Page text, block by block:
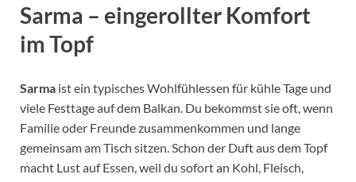
Sarma – eingerollter Komfort
im Topf
Sarma ist ein typisches Wohlfühlessen für kühle Tage und
viele Festtage auf dem Balkan. Du bekommst sie oft, wenn
Familie oder Freunde zusammenkommen und lange
gemeinsam am Tisch sitzen. Schon der Duft aus dem Topf
macht Lust auf Essen, weil du sofort an Kohl, Fleisch,